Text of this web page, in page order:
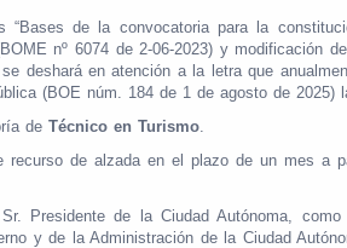
de la convocatoria para la
nº 6074 de 2-06-2023) y modificación
deshará en atención a la letra que
(BOE núm. 184 de 1 de agosto de 2025)
de Técnico en Turismo
recurso de alzada en el plazo de un mes
Presidente de la Ciudad Autónoma,
y de la Administración de la Ciudad